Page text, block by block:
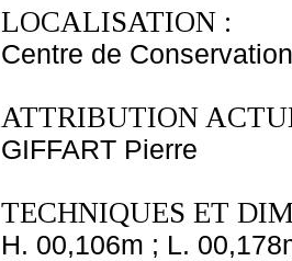
LOCALISATION :
Centre de
ATTRIBUTION
GIFFART Pierre
TECHNIQUES ET
H. 00,106m ; L.